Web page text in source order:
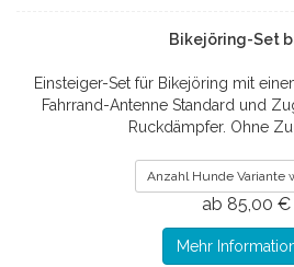
Bikejöring-Set
Einsteiger-Set für Bikejöring mit
Fahrrand-Antenne Standard und
Ruckdämpfer. Ohne
Anzahl Hunde Variante
ab 85,00 €
Mehr